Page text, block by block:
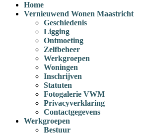
Home
Vernieuwend Wonen Maastricht
Geschiedenis
Ligging
Ontmoeting
Zelfbeheer
Werkgroepen
Woningen
Inschrijven
Statuten
Fotogalerie VWM
Privacyverklaring
Contactgegevens
Werkgroepen
Bestuur